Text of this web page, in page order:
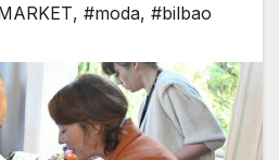
, #moda, #bilbao